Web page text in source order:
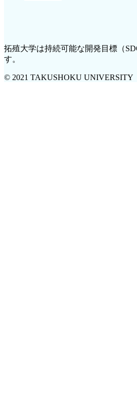
拓殖大学は持続可能な開発目標（
す。
© 2021 TAKUSHOKU UNIVERSITY